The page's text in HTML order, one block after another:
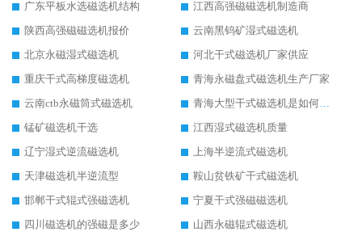
广东平板水选磁选机结构
江西高强磁磁选机制造商
陕西高强磁磁选机报价
云南黑钨矿湿式磁选机
北京永磁湿式磁选机
河北干式磁选机厂家供应
重庆干式高梯度磁选机
青海永磁盘式磁选机生产厂家
云南ctb永磁筒式磁选机
青海大型干式磁选机是如何选矿的
锰矿磁选机干选
江西湿式磁选机质量
辽宁湿式逆流磁选机
上海半逆流式磁选机
天津磁选机半逆流型
鞍山贫铁矿干式磁选机
邯郸干式辊式强磁选机
宁夏干式强磁磁选机
四川磁选机的强磁是多少
山西永磁辊式磁选机